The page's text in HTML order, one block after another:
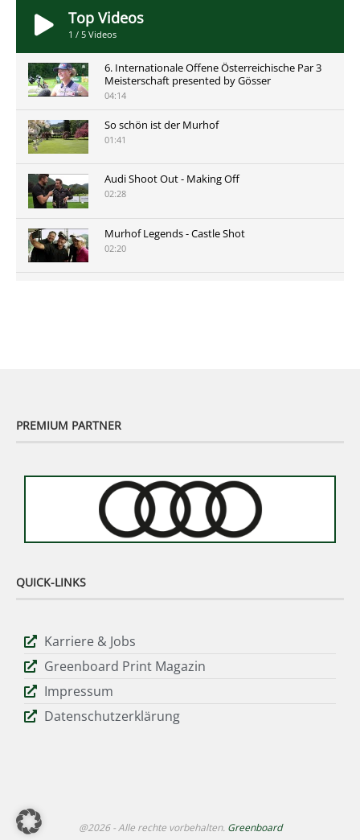
Top Videos
1 / 5 Videos
6. Internationale Offene Österreichische Par 3
Meisterschaft presented by Gösser
04:14
So schön ist der Murhof
01:41
Audi Shoot Out - Making Off
02:28
Murhof Legends - Castle Shot
02:20
PREMIUM PARTNER
QUICK-LINKS
Karriere & Jobs
Greenboard Print Magazin
Impressum
Datenschutzerklärung
@2026 - Alle rechte vorbehalten. Greenboard